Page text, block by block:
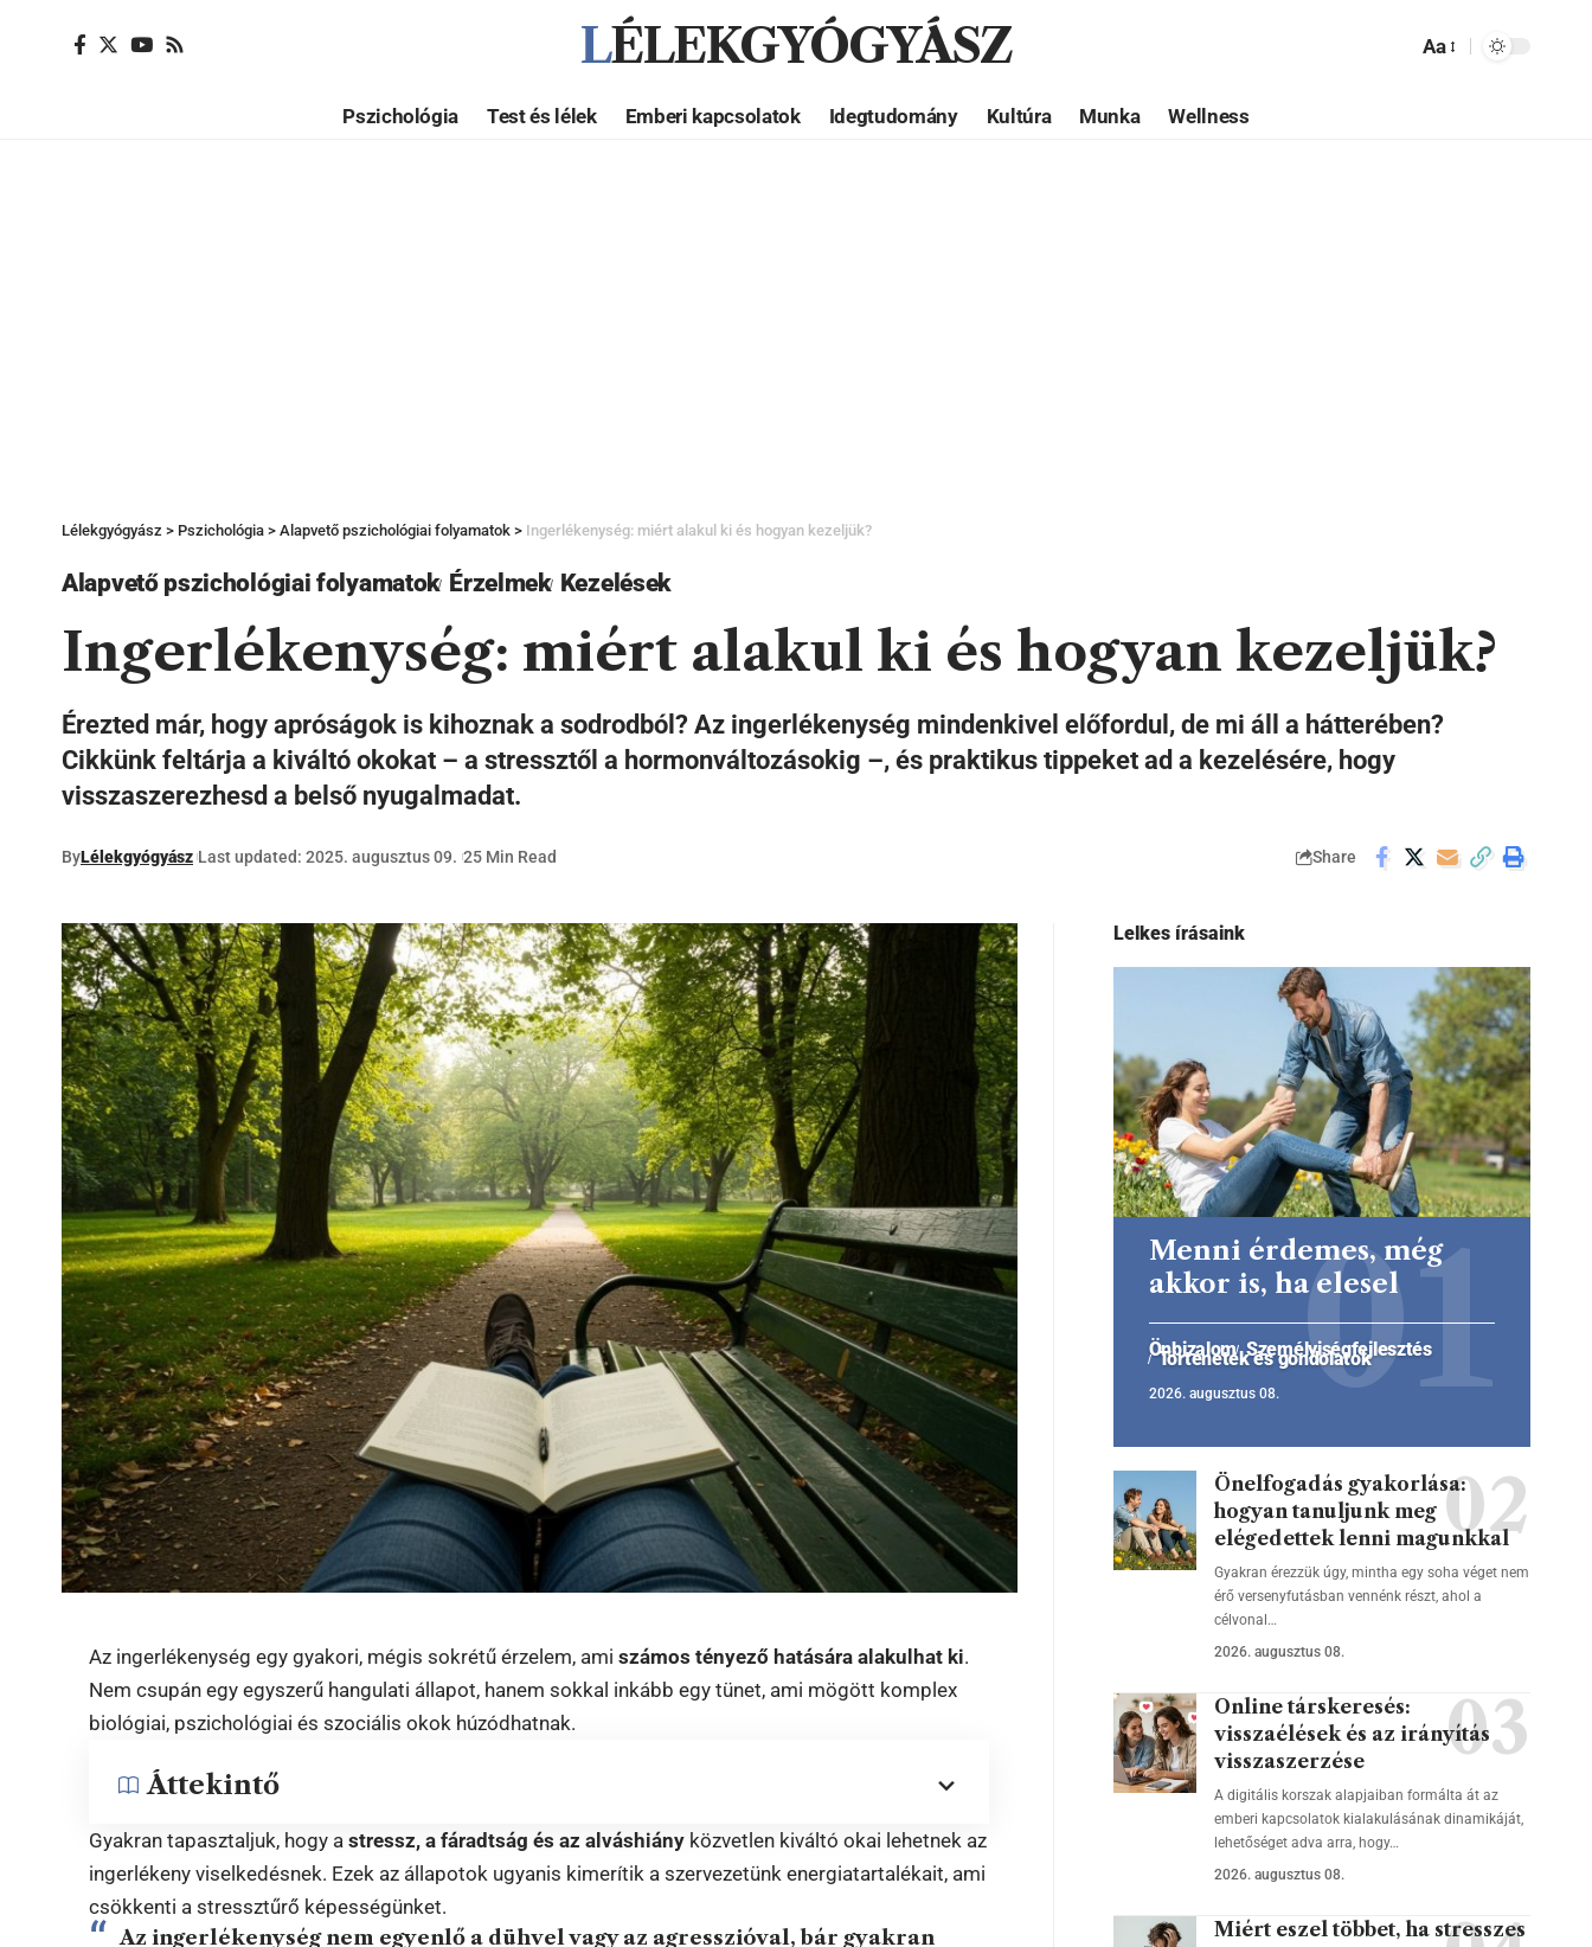
LÉLEKGYÓGYÁSZ Aa
Pszichológia Test és lélek Emberi kapcsolatok Idegtudomány Kultúra Munka Wellness
Lélekgyógyász > Pszichológia > Alapvető pszichológiai folyamatok > Ingerlékenység: miért alakul ki és hogyan kezeljük?
Alapvető pszichológiai folyamatok Érzelmek Kezelések
Ingerlékenység: miért alakul ki és hogyan kezeljük?
Érezted már, hogy apróságok is kihoznak a sodrodból? Az ingerlékenység mindenkivel előfordul, de mi áll a hátterében?
Cikkünk feltárja a kiváltó okokat – a stressztől a hormonváltozásokig –, és praktikus tippeket ad a kezelésére, hogy
visszaszerezhesd a belső nyugalmadat.
ByLélekgyógyász Last updated: 2025. augusztus 09. 25 Min Read Share
Az ingerlékenység egy gyakori, mégis sokrétű érzelem, amiszámos tényező hatására alakulhat ki.
Nem csupán egy egyszerű hangulati állapot, hanem sokkal inkább egy tünet, ami mögött komplex
biológiai, pszichológiai és szociális okok húzódhatnak.
Áttekintő
Gyakran tapasztaljuk, hogy astressz, a fáradtság és az alváshiány közvetlen kiváltó okai lehetnek az
ingerlékeny viselkedésnek. Ezek az állapotok ugyanis kimerítik a szervezetünk energiatartalékait, ami
csökkenti a stressztűrő képességünket.
Az ingerlékenység nem egyenlő a dühvel vagy az agresszióval, bár gyakran
Lelkes írásaink
Menni érdemes, még
akkor is, ha elesel
Önbizalom Személyiségfejlesztés
Történetek és gondolatok
2026. augusztus 08.
Önelfogadás gyakorlása:
hogyan tanuljunk meg
elégedettek lenni magunkkal
Gyakran érezzük úgy, mintha egy soha véget nem
érő versenyfutásban vennénk részt, ahol a
célvonal…
2026. augusztus 08.
Online társkeresés:
visszaélések és az irányítás
visszaszerzése
A digitális korszak alapjaiban formálta át az
emberi kapcsolatok kialakulásának dinamikáját,
lehetőséget adva arra, hogy…
2026. augusztus 08.
Miért eszel többet, ha stresszes